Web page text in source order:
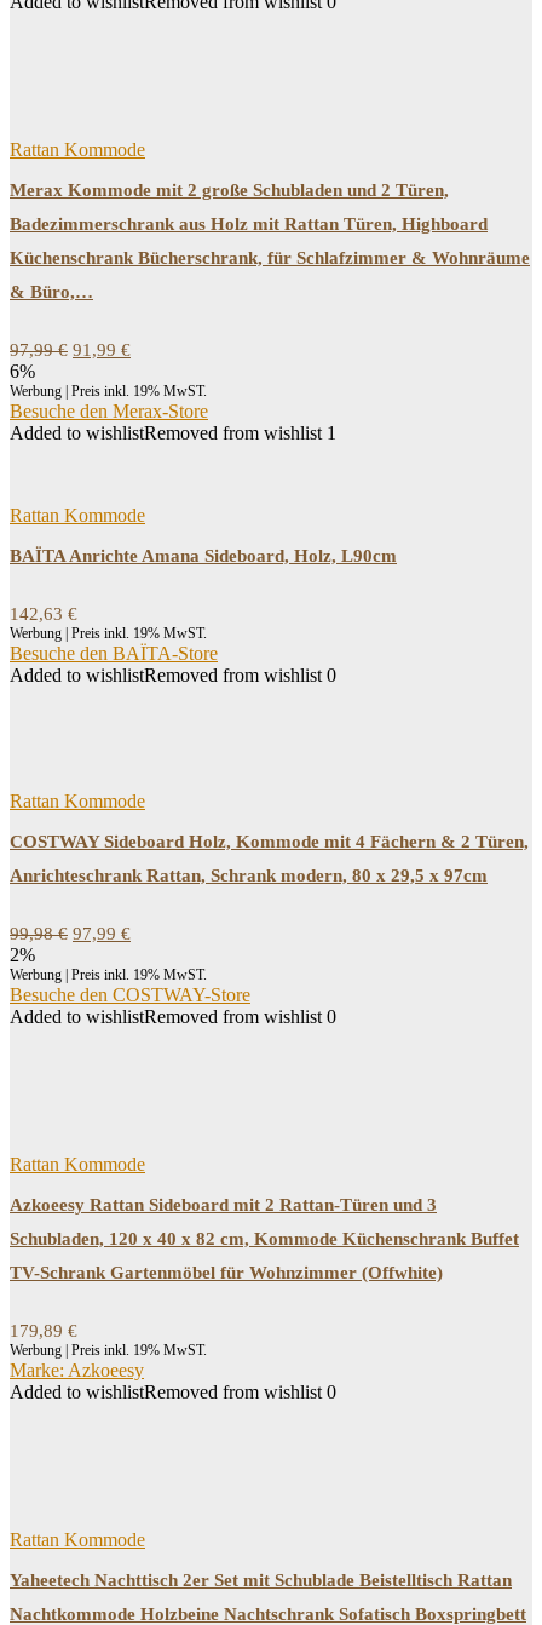
Rattan Kommode
Merax Kommode mit 2 große Schubladen und 2 Türen,
Badezimmerschrank aus Holz mit Rattan Türen, Highboard
Küchenschrank Bücherschrank, für Schlafzimmer & Wohnräume
& Büro,…
97,99€ Ursprünglicher
war:
97,99 €
91,99 €
ist:
91,99 €.
6%
Werbung | Preis inkl. 19% MwST.
Besuche den Merax-Store
Added to wishlistRemoved from wishlist 1
Rattan Kommode
BAÏTA Anrichte Amana Sideboard, Holz, L90cm
142,63 €
Werbung | Preis inkl. 19% MwST.
Besuche den BAÏTA-Store
Added to wishlistRemoved from wishlist 0
Rattan Kommode
COSTWAY Sideboard Holz, Kommode mit 4 Fächern & 2 Türen,
Anrichteschrank Rattan, Schrank modern, 80 x 29,5 x 97cm
99,98€ Ursprünglicher
war:
99,98 €
97,99 €
ist:
97,99 €.
2%
Werbung | Preis inkl. 19% MwST.
Besuche den COSTWAY-Store
Added to wishlistRemoved from wishlist 0
Rattan Kommode
Azkoeesy Rattan Sideboard mit 2 Rattan-Türen und 3
Schubladen, 120 x 40 x 82 cm, Kommode Küchenschrank Buffet
TV-Schrank Gartenmöbel für Wohnzimmer (Offwhite)
179,89 €
Werbung | Preis inkl. 19% MwST.
Marke: Azkoeesy
Added to wishlistRemoved from wishlist 0
Rattan Kommode
Yaheetech Nachttisch 2er Set mit Schublade Beistelltisch Rattan
Nachtkommode Holzbeine Nachtschrank Sofatisch Boxspringbett